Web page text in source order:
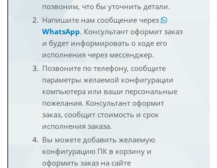
позвоним, что бы уточнить детали.
Напишите нам сообщение через
WhatsApp. Консультант оформит заказ
и будет информировать о ходе его
исполнения через мессенджер.
Позвоните по телефону, сообщите
параметры желаемой конфигурации
компьютера или ваши персональные
пожелания. Консультант оформит
заказ, сообщит стоимость и срок
исполнения заказа.
Вы можете добавить желаемую
конфигурацию ПК в корзину и
оформить заказ на сайте